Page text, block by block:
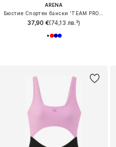
ARENA
37,90 €(74,13 лв.³)